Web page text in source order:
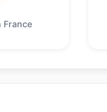
France